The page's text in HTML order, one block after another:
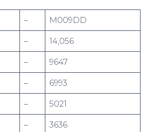
– M009DD
– 14,056
– 9647
– 6993
– 5021
– 3636